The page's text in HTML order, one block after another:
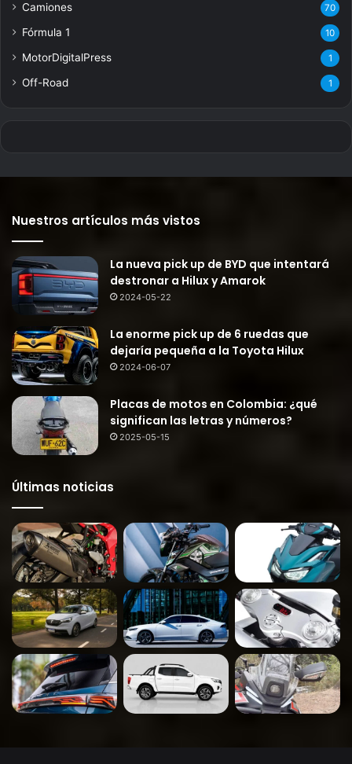
Camiones 70
Fórmula 1 10
MotorDigitalPress 1
Off-Road 1
Nuestros artículos más vistos
La nueva pick up de BYD que intentará
destronar a Hilux y Amarok
2024-05-22
La enorme pick up de 6 ruedas que
dejaría pequeña a la Toyota Hilux
2024-06-07
Placas de motos en Colombia: ¿qué
significan las letras y números?
2025-05-15
Últimas noticias